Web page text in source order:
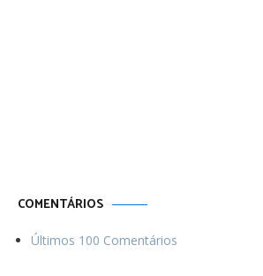
COMENTÁRIOS
Últimos 100 Comentários